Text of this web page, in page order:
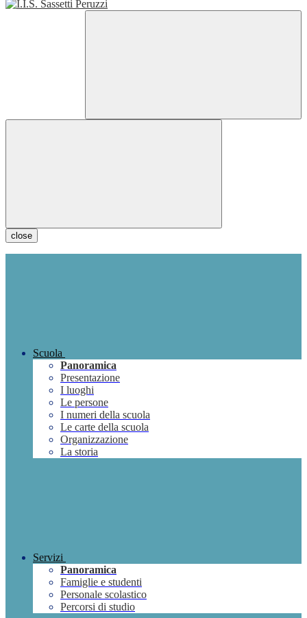
close
Scuola
Panoramica
Presentazione
I luoghi
Le persone
I numeri della scuola
Le carte della scuola
Organizzazione
La storia
Servizi
Panoramica
Famiglie e studenti
Personale scolastico
Percorsi di studio